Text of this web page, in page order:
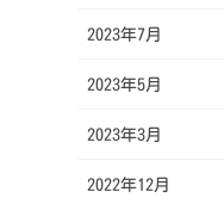
2023年7月
2023年5月
2023年3月
2022年12月